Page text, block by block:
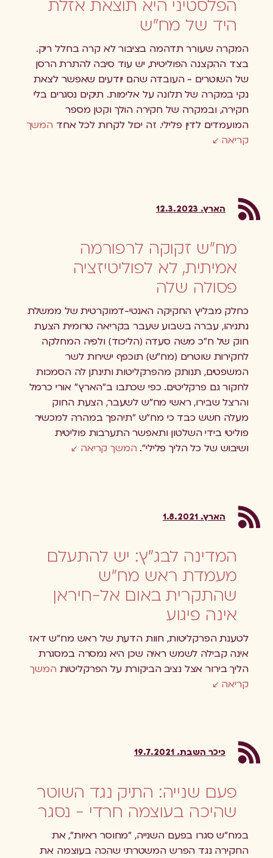
הפלסטיני היא תוצאת אזלת
היד של מח"ש
המקרה שעורר תדהמה בציבור לא קרה בחלל ריק.
בצד ההקצנה הפוליטית, יש עוד סיבה להתרת הרסן
של השוטרים - העובדה שהם יודעים שאפשר לצאת
נקי במקרה של תלונה על אלימות. תיקים נסגרים בלי
חקירה, ובמקרה של חקירה הולך וקטן מספר
המועמדים לדין פלילי. זה יכול לקרות לכל אחד המשך
קריאה
הארץ. 12.3.2023
מח"ש זקוקה לרפורמה
אמיתית, לא לפוליטיזציה
פסולה שלה
כחלק מבליץ החקיקה האנטי-דמוקרטית של ממשלת
נתניהו, עברה בשבוע שעבר בקריאה טרומית הצעת
חוק של ח"כ משה סעדה (הליכוד) ולפיה המחלקה
לחקירות שוטרים (מח"ש) תוכפף ישירות לשר
המשפטים, תנותק מהפרקליטות ותינתן לה הסמכות
לחקור גם פרקליטים. כפי שכתבו ב"הארץ" אורי כרמל
והרצל שבירו, ראשי מח"ש לשעבר, הצעת החוק
מעלה חשש כבד כי מח"ש "תיהפך במהרה למכשיר
פוליטי בידי השלטון ותאפשר התערבות פוליטית
ושיבוש של כל הליך פלילי".המשך קריאה
הארץ. 1.8.2021
המדינה לבג"ץ: יש להתעלם
מעמדת ראש מח"ש
שהתקרית באום אל-חיראן
אינה פיגוע
לטענת הפרקליטות, חוות הדעת של ראש מח"ש דאז
אינה קבילה לשמש ראיה שכן היא נמסרה במסגרת
הליך בירור אצל נציב הביקורת על הפרקליטותהמשך
קריאה
כיכר השבת. 19.7.2021
פעם שנייה: התיק נגד השוטר
שהיכה בעוצמה חרדי - נסגר
במח"ש סגרו בפעם השנייה, "מחוסר ראיות", את
החקירה נגד הפרש המשטרתי שהכה בעוצמה את